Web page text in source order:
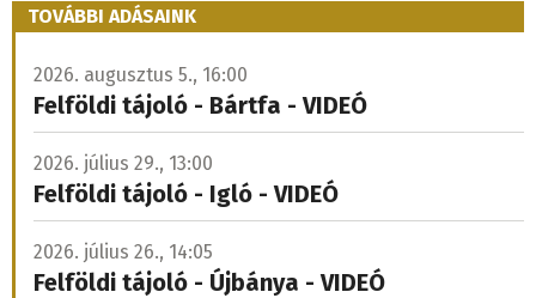
TOVÁBBI ADÁSAINK
2026. augusztus 5., 16:00
Felföldi tájoló - Bártfa - VIDEÓ
2026. július 29., 13:00
Felföldi tájoló - Igló - VIDEÓ
2026. július 26., 14:05
Felföldi tájoló - Újbánya - VIDEÓ